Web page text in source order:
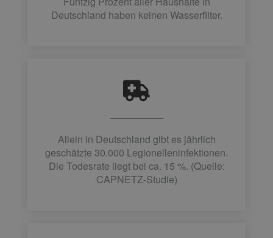
Deutschland haben keinen Wasserfilter.
Allein in Deutschland gibt es jährlich
geschätzte 30.000 Legionelleninfektionen.
Die Todesrate liegt bei ca. 15 %. (Quelle:
CAPNETZ-Studie)